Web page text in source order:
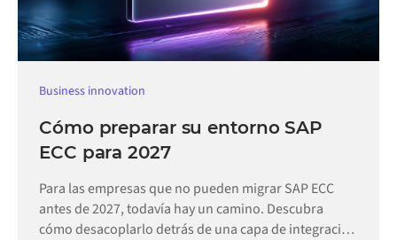
Business innovation
Cómo preparar su entorno SAP
ECC para 2027
Para las empresas que no pueden migrar SAP ECC
antes de 2027, todavía hay un camino. Descubra
cómo desacoplarlo detrás de una capa de integración